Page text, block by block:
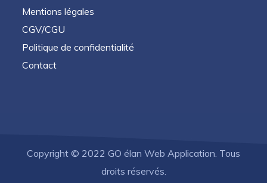
Mentions légales
CGV/CGU
Politique de confidentialité
Contact
Copyright © 2022 GO élan Web Application. Tous
droits réservés.